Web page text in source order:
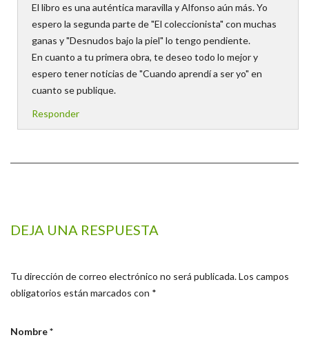
El libro es una auténtica maravilla y Alfonso aún más. Yo
espero la segunda parte de "El coleccionista" con muchas
ganas y "Desnudos bajo la piel" lo tengo pendiente.
En cuanto a tu primera obra, te deseo todo lo mejor y
espero tener noticias de "Cuando aprendí a ser yo" en
cuanto se publique.
Responder
DEJA UNA RESPUESTA
Tu dirección de correo electrónico no será publicada.Los campos
obligatorios están marcados con *
Nombre*